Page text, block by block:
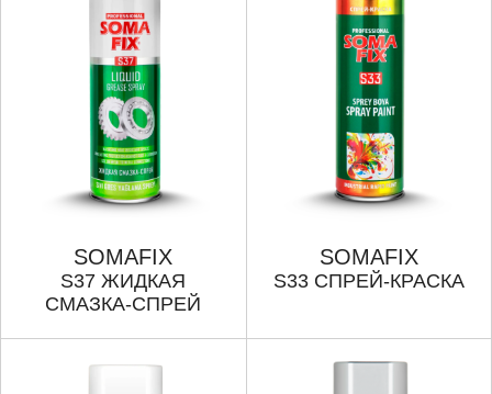
SOMAFIX
S37 ЖИДКАЯ
СМАЗКА-СПРЕЙ
SOMAFIX
S33 СПРЕЙ-КРАСКА